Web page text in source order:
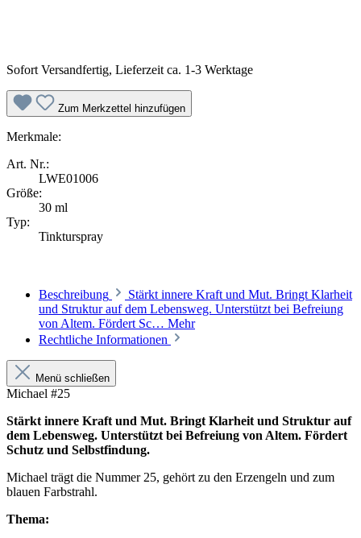
Sofort Versandfertig, Lieferzeit ca. 1-3 Werktage
Zum Merkzettel hinzufügen
Merkmale:
Art. Nr.:
LWE01006
Größe:
30 ml
Typ:
Tinkturspray
Beschreibung
Stärkt innere Kraft und Mut. Bringt Klarheit
und Struktur auf dem Lebensweg. Unterstützt bei Befreiung
von Altem. Fördert Sc… Mehr
Rechtliche Informationen
Menü schließen
Michael #25
Stärkt innere Kraft und Mut. Bringt Klarheit und Struktur auf
dem Lebensweg. Unterstützt bei Befreiung von Altem. Fördert
Schutz und Selbstfindung.
Michael trägt die Nummer 25, gehört zu den Erzengeln und zum
blauen Farbstrahl.
Thema: